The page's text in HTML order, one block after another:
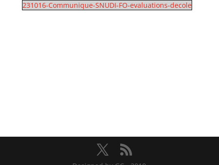
231016-Communique-SNUDI-FO-evaluations-decole